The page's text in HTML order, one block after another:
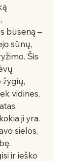
būseną –
sūnų,
Šis
žygių,
vidines,
ji yra.
sielos,
ir ieško